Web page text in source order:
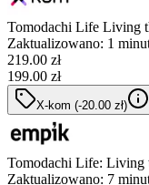
Tomodachi Life Living
Zaktualizowano: 1
219.00 zł
199.00 zł
X-kom (-20.00 zł)
Tomodachi Life: Living
Zaktualizowano: 7